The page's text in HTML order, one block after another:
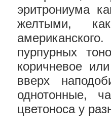
эритрониума
желтыми,
пурпурных
коричневое
вверх
однотонные,
цветоноса у